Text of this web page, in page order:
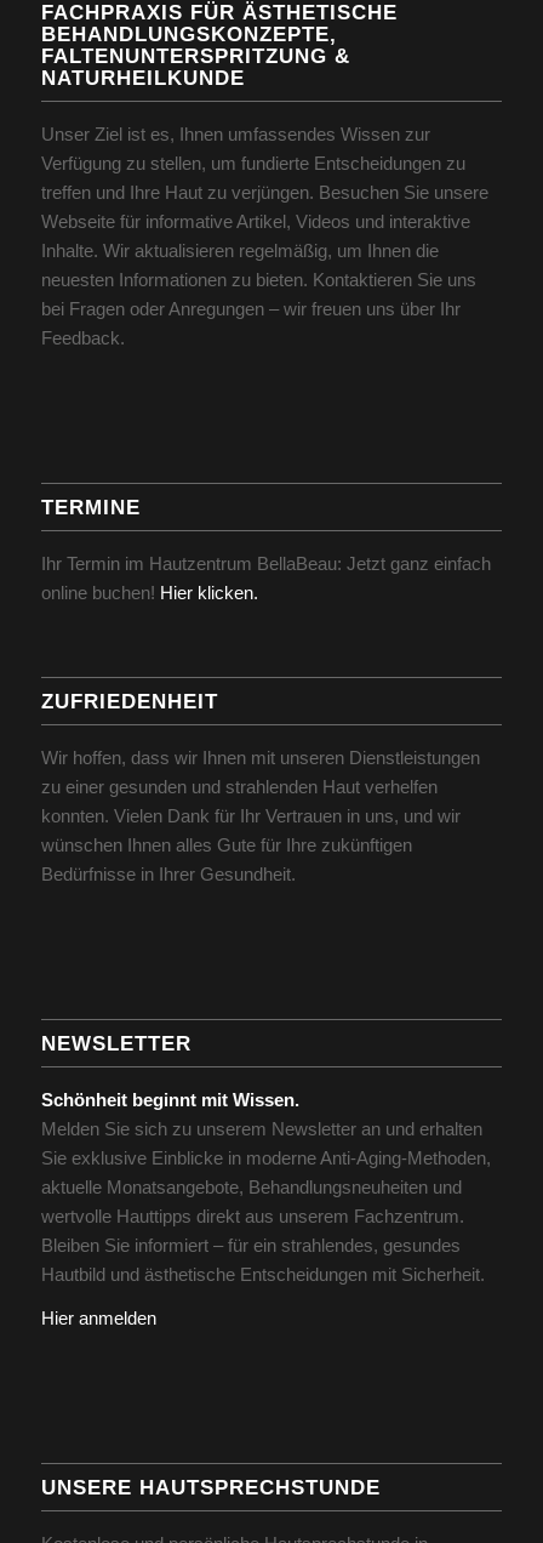
FACHPRAXIS FÜR ÄSTHETISCHE
BEHANDLUNGSKONZEPTE,
FALTENUNTERSPRITZUNG &
NATURHEILKUNDE
Unser Ziel ist es, Ihnen umfassendes Wissen zur
Verfügung zu stellen, um fundierte Entscheidungen zu
treffen und Ihre Haut zu verjüngen. Besuchen Sie unsere
Webseite für informative Artikel, Videos und interaktive
Inhalte. Wir aktualisieren regelmäßig, um Ihnen die
neuesten Informationen zu bieten. Kontaktieren Sie uns
bei Fragen oder Anregungen – wir freuen uns über Ihr
Feedback.
TERMINE
Ihr Termin im Hautzentrum BellaBeau: Jetzt ganz einfach
online buchen! Hier klicken.
ZUFRIEDENHEIT
Wir hoffen, dass wir Ihnen mit unseren Dienstleistungen
zu einer gesunden und strahlenden Haut verhelfen
konnten. Vielen Dank für Ihr Vertrauen in uns, und wir
wünschen Ihnen alles Gute für Ihre zukünftigen
Bedürfnisse in Ihrer Gesundheit.
NEWSLETTER
Schönheit beginnt mit Wissen.
Melden Sie sich zu unserem Newsletter an und erhalten
Sie exklusive Einblicke in moderne Anti-Aging-Methoden,
aktuelle Monatsangebote, Behandlungsneuheiten und
wertvolle Hauttipps direkt aus unserem Fachzentrum.
Bleiben Sie informiert – für ein strahlendes, gesundes
Hautbild und ästhetische Entscheidungen mit Sicherheit.
Hier anmelden
UNSERE HAUTSPRECHSTUNDE